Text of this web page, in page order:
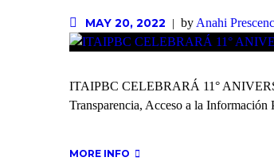
MAY 20, 2022 by Anahi
ITAIPBC CELEBRARÁ 11°
Transparencia, Acceso a la
MORE INFO